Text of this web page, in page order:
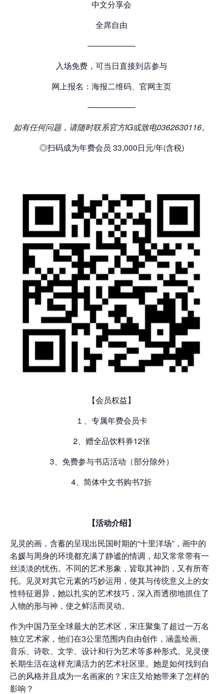
中文分享会
全席自由
——————
入场免费，可当日直接到店参与
网上报名：海报二维码、官网主页
——————
如有任何问题，请随时联系官方IG或致电0362630116。
◎扫码成为年费会员 33,000日元/年(含税)
【会员权益】
１、专属年费会员卡
2、赠全品饮料券12张
3、免费参与书店活动（部分除外）
4、简体中文书购书7折
【活动介绍】
见灵的画，含蓄的呈现出民国时期的“十里洋场”，画中的
名媛与周身的环境都充满了静谧的情调，却又常常带有一
丝淡淡的忧伤。不同的艺术形象，皆取其神韵，又有所寄
托。见灵对其它元素的巧妙运用，使其与传统意义上的女
性特征迥异，她以扎实的艺术技巧，深入而透彻地抓住了
人物的形与神，使之鲜活而灵动。
作为中国乃至全球最大的艺术区，宋庄聚集了超过一万名
独立艺术家，他们在3公里范围内自由创作，涵盖绘画、
音乐、诗歌、文学、设计和行为艺术等多种形式。见灵便
长期生活在这样充满活力的艺术社区里。她是如何找到自
己的风格并且成为一名画家的？宋庄又给她带来了怎样的
影响？